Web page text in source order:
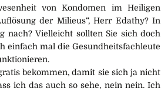
von Kondomen im Heiligen
der Milieus“, Herr Edathy? In
nach? Vielleicht sollten Sie sich doch
einfach mal die Gesundheitsfachleute
bekommen, damit sie sich ja nicht
ich das auch so sehe, nein nein. Ich